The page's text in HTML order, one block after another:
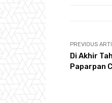
PREVIOUS
Di Akhir
Paparpan